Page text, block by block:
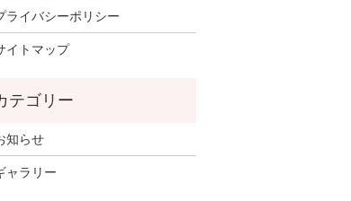
ライバシーポリシー
イトマップ
知らせ
ャラリー